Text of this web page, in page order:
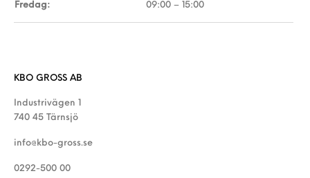
Fredag: 09:00 – 15:00
KBO GROSS AB
Industrivägen 1
740 45 Tärnsjö
info@kbo-gross.se
0292-500 00